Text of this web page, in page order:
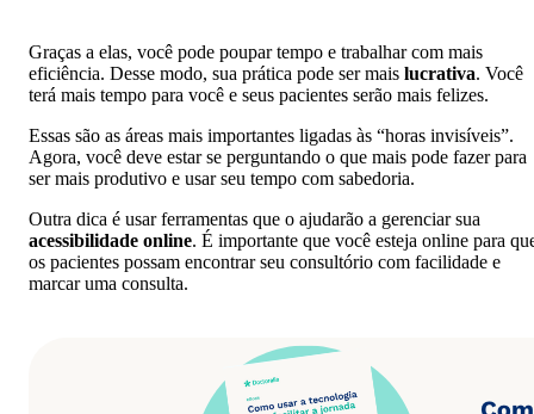
Graças a elas, você pode poupar tempo e trabalhar com mais
eficiência. Desse modo, sua prática pode ser mais lucrativa. Você
terá mais tempo para você e seus pacientes serão mais felizes.
Essas são as áreas mais importantes ligadas às “horas invisíveis”.
Agora, você deve estar se perguntando o que mais pode fazer para
ser mais produtivo e usar seu tempo com sabedoria.
Outra dica é usar ferramentas que o ajudarão a gerenciar sua
acessibilidade online. É importante que você esteja online para
os pacientes possam encontrar seu consultório com facilidade e
marcar uma consulta.